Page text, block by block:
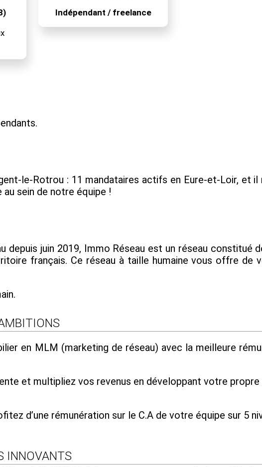
Indépendant / freelance
le-Rotrou : 11 mandataires actifs en Eure-et-Loir, et il
sein de notre équipe !
depuis juin 2019, Immo Réseau est un réseau constitué
français. Ce réseau à taille humaine vous offre de
en MLM (marketing de réseau) avec la meilleure
et multipliez vos revenus en développant votre propre
d’une rémunération sur le C.A de votre équipe sur 5
INNOVANTS